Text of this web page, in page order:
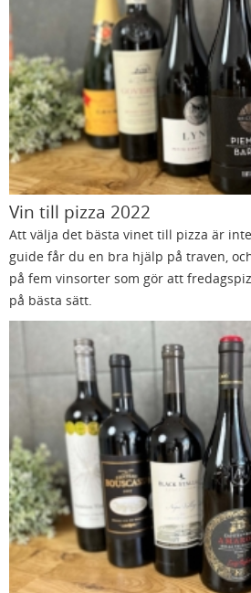
Vin till pizza 2022
Att välja det bästa vinet till pizza är
guide får du en bra hjälp på traven,
på fem vinsorter som gör att
på bästa sätt.